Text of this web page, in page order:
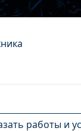
работы и